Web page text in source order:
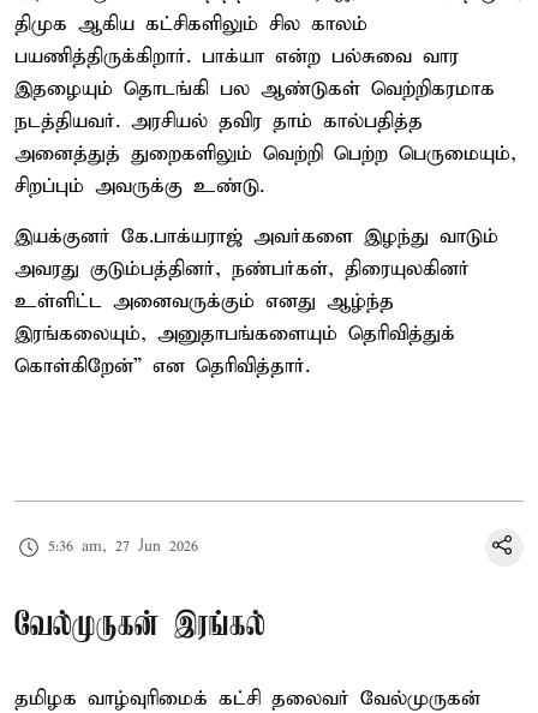
திமுக ஆகிய கட்சிகளிலும் சில காலம்
பயணித்திருக்கிறார். பாக்யா என்ற பல்சுவை வார
இதழையும் தொடங்கி பல ஆண்டுகள் வெற்றிகரமாக
நடத்தியவர். அரசியல் தவிர தாம் கால்பதித்த
அனைத்துத் துறைகளிலும் வெற்றி பெற்ற பெருமையும்,
சிறப்பும் அவருக்கு உண்டு.
இயக்குனர் கே.பாக்யராஜ் அவர்களை இழந்து வாடும்
அவரது குடும்பத்தினர், நண்பர்கள், திரையுலகினர்
உள்ளிட்ட அனைவருக்கும் எனது ஆழ்ந்த
இரங்கலையும், அனுதாபங்களையும் தெரிவித்துக்
கொள்கிறேன்” என தெரிவித்தார்.
5:36 am, 27 Jun 2026
வேல்முருகன் இரங்கல்
தமிழக வாழ்வுரிமைக் கட்சி தலைவர் வேல்முருகன்